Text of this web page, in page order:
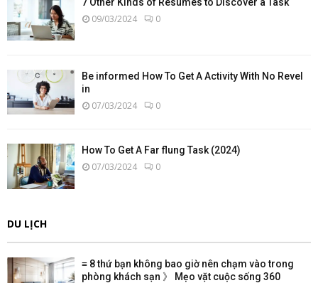
09/03/2024 0
Be informed How To Get A Activity With No Revel
in
07/03/2024 0
How To Get A Far flung Task (2024)
07/03/2024 0
DU LỊCH
≡ 8 thứ bạn không bao giờ nên chạm vào trong
phòng khách sạn 》 Mẹo vặt cuộc sống 360